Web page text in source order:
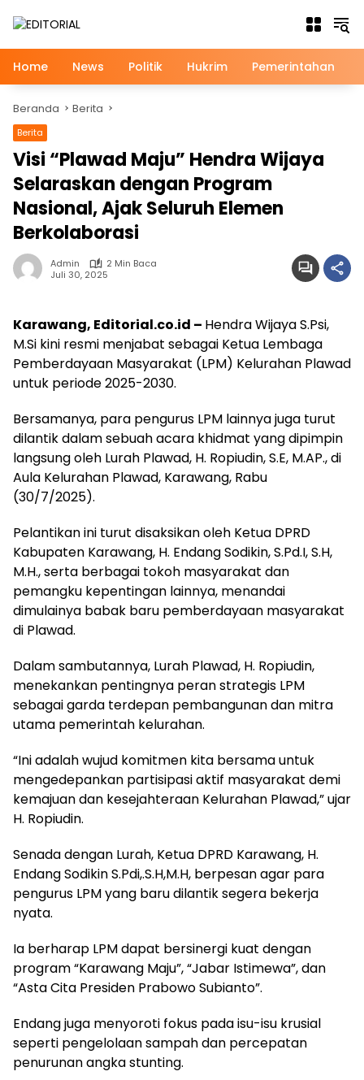
Home
News Politik Hukrim Pemerintahan
Beranda Berita
Berita
Visi “Plawad Maju” Hendra Wijaya
Selaraskan dengan Program
Nasional, Ajak Seluruh Elemen
Berkolaborasi
Admin
2 Min Baca
Juli 30, 2025
Karawang, Editorial.co.id – Hendra Wijaya S.Psi,
M.Si kini resmi menjabat sebagai Ketua Lembaga
Pemberdayaan Masyarakat (LPM) Kelurahan Plawad
untuk periode 2025-2030.
Bersamanya, para pengurus LPM lainnya juga turut
dilantik dalam sebuah acara khidmat yang dipimpin
langsung oleh Lurah Plawad, H. Ropiudin, S.E, M.AP., di
Aula Kelurahan Plawad, Karawang, Rabu
(30/7/2025).
Pelantikan ini turut disaksikan oleh Ketua DPRD
Kabupaten Karawang, H. Endang Sodikin, S.Pd.I, S.H,
M.H., serta berbagai tokoh masyarakat dan
pemangku kepentingan lainnya, menandai
dimulainya babak baru pemberdayaan masyarakat
di Plawad.
Dalam sambutannya, Lurah Plawad, H. Ropiudin,
menekankan pentingnya peran strategis LPM
sebagai garda terdepan pembangunan dan mitra
utama pemerintah kelurahan.
“Ini adalah wujud komitmen kita bersama untuk
mengedepankan partisipasi aktif masyarakat demi
kemajuan dan kesejahteraan Kelurahan Plawad,” ujar
H. Ropiudin.
Senada dengan Lurah, Ketua DPRD Karawang, H.
Endang Sodikin S.Pdi,.S.H,M.H, berpesan agar para
pengurus LPM yang baru dilantik segera bekerja
nyata.
Ia berharap LPM dapat bersinergi kuat dengan
program “Karawang Maju”, “Jabar Istimewa”, dan
“Asta Cita Presiden Prabowo Subianto”.
Endang juga menyoroti fokus pada isu-isu krusial
seperti pengelolaan sampah dan percepatan
penurunan angka stunting.